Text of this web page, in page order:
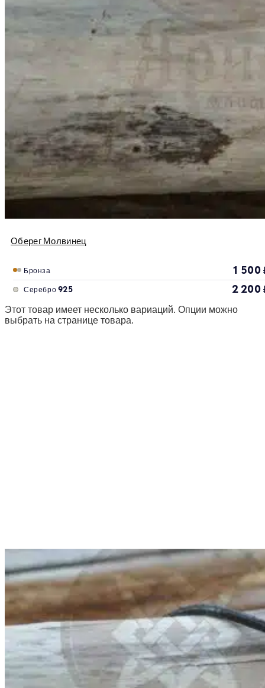
Оберег Молвинец
Бронза 1 500
Серебро 925 2 200
Этот товар имеет несколько вариаций. Опции можно
выбрать на странице товара.